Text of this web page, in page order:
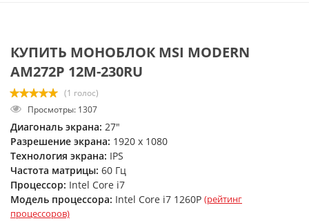
КУПИТЬ МОНОБЛОК MSI MODERN
AM272P 12M-230RU
(1 голос)
Просмотры: 1307
Диагональ экрана: 27"
Разрешение экрана: 1920 x 1080
Технология экрана: IPS
Частота матрицы: 60 Гц
Процессор: Intel Core i7
Модель процессора: Intel Core i7 1260P (рейтинг
процессоров)